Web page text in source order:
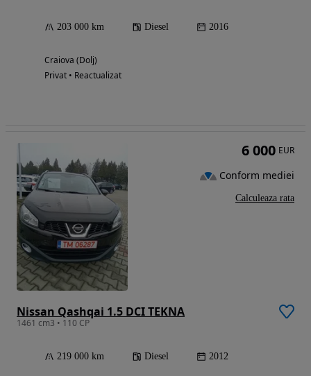
203 000 km Diesel 2016
Craiova (Dolj)
Privat • Reactualizat
Nissan Qashqai 1.5 DCI TEKNA
1461 cm3 • 110 CP
219 000 km Diesel 2012
6 000 EUR
Conform mediei
Calculeaza rata